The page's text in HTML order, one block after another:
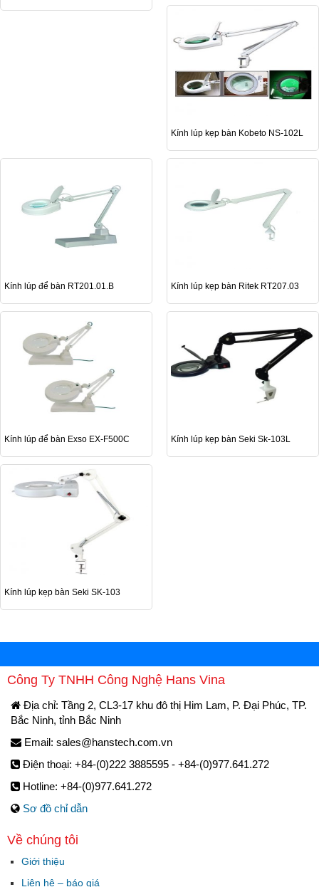
Kính lúp kẹp bàn Kobeto NS-102L
Kính lúp để bàn RT201.01.B Kính lúp kẹp bàn Ritek RT207.03
Kính lúp để bàn Exso EX-F500C Kính lúp kẹp bàn Seki Sk-103L
Kính lúp kẹp bàn Seki SK-103
Công Ty TNHH Công Nghệ Hans Vina
Địa chỉ: Tầng 2, CL3-17 khu đô thị Him Lam, P. Đại Phúc, TP.
Bắc Ninh, tỉnh Bắc Ninh
Email: sales@hanstech.com.vn
Điện thoại: +84-(0)222 3885595 - +84-(0)977.641.272
Hotline: +84-(0)977.641.272
Sơ đồ chỉ dẫn
Về chúng tôi
Giới thiệu
Liên hệ – báo giá